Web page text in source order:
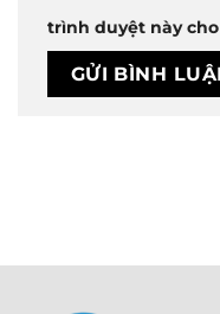
trình duyệt này